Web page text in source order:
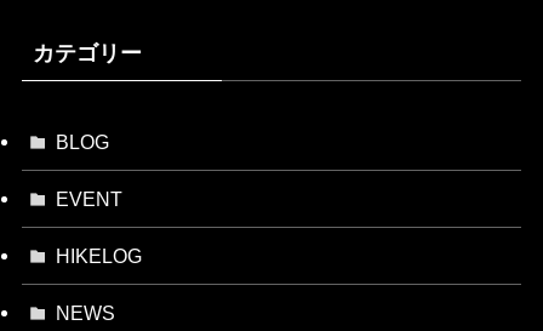
カテゴリー
BLOG
EVENT
HIKELOG
NEWS